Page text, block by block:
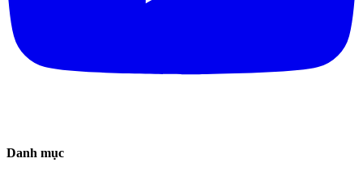
Danh mục